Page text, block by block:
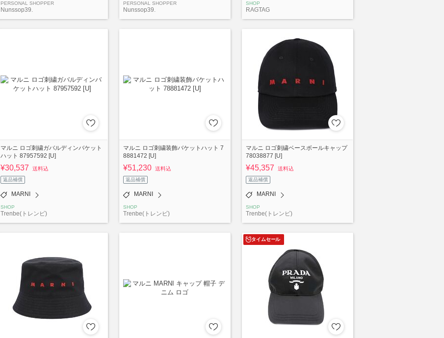
PERSONAL SHOPPER
Nunssop39.
PERSONAL SHOPPER
Nunssop39.
SHOP
RAGTAG
マルニ ロゴ刺繍ガバルディンバケット
ハット 87957592 [U]
¥30,537 送料込
返品補償
MARNI
SHOP
Trenbe(トレンビ)
マルニ ロゴ刺繍装飾バケットハット 7
8881472 [U]
¥51,230 送料込
返品補償
MARNI
SHOP
Trenbe(トレンビ)
マルニ ロゴ刺繍ベースボールキャップ
78038877 [U]
¥45,357 送料込
返品補償
MARNI
SHOP
Trenbe(トレンビ)
タイムセール